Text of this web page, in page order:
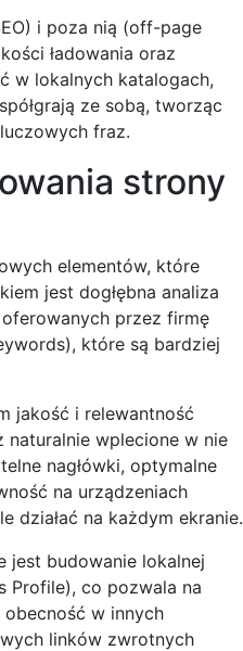
i poza nią (off-page
ładowania oraz
w lokalnych katalogach,
ze sobą, tworząc
fraz.
strony
elementów, które
jest dogłębna analiza
przez firmę
które są bardziej
jakość i relewantność
wplecione w nie
nagłówki, optymalne
na urządzeniach
działać na każdym ekranie.
jest budowanie lokalnej
Profile), co pozwala na
w innych
linków zwrotnych